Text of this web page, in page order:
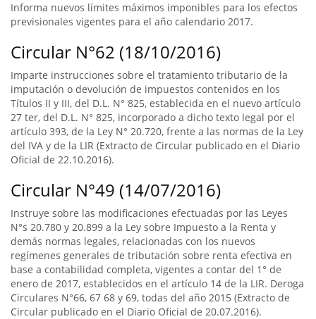
Informa nuevos límites máximos imponibles para los efectos
previsionales vigentes para el año calendario 2017.
Circular N°62 (18/10/2016)
Imparte instrucciones sobre el tratamiento tributario de la
imputación o devolución de impuestos contenidos en los
Títulos II y III, del D.L. N° 825, establecida en el nuevo artículo
27 ter, del D.L. N° 825, incorporado a dicho texto legal por el
artículo 393, de la Ley N° 20.720, frente a las normas de la Ley
del IVA y de la LIR (Extracto de Circular publicado en el Diario
Oficial de 22.10.2016).
Circular N°49 (14/07/2016)
Instruye sobre las modificaciones efectuadas por las Leyes
N°s 20.780 y 20.899 a la Ley sobre Impuesto a la Renta y
demás normas legales, relacionadas con los nuevos
regímenes generales de tributación sobre renta efectiva en
base a contabilidad completa, vigentes a contar del 1° de
enero de 2017, establecidos en el artículo 14 de la LIR. Deroga
Circulares N°66, 67 68 y 69, todas del año 2015 (Extracto de
Circular publicado en el Diario Oficial de 20.07.2016).